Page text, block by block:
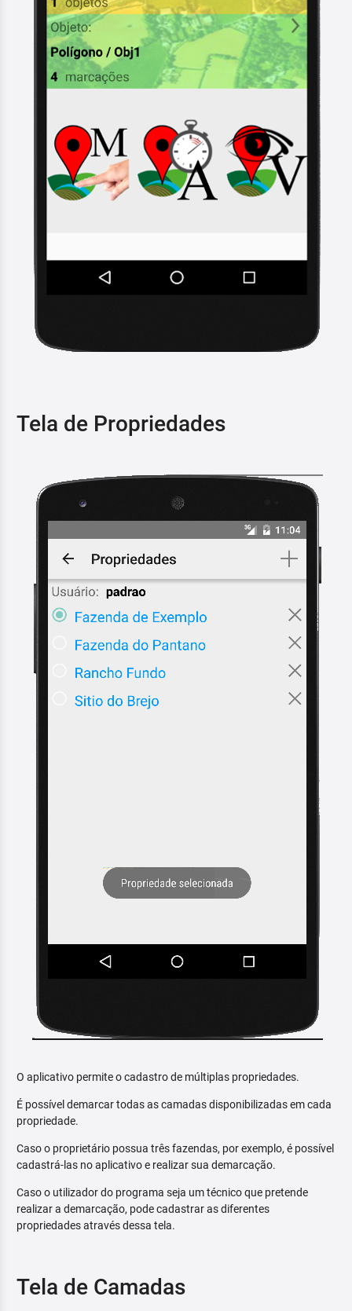
Tela de Propriedades
O aplicativo permite o cadastro de múltiplas propriedades.
É possível demarcar todas as camadas disponibilizadas em cada
propriedade.
Caso o proprietário possua três fazendas, por exemplo, é possível
cadastrá-las no aplicativo e realizar sua demarcação.
Caso o utilizador do programa seja um técnico que pretende
realizar a demarcação, pode cadastrar as diferentes
propriedades através dessa tela.
Tela de Camadas